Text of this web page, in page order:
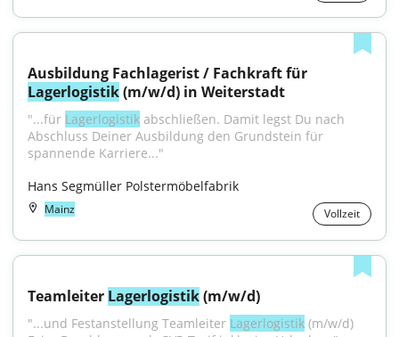
Lagerlogistik (m/w/d) in Weiterstadt
"...für Lagerlogistik abschließen. Damit legst Du nach
Abschluss Deiner Ausbildung den Grundstein für
spannende Karriere..."
Hans Segmüller Polstermöbelfabrik
Mainz Vollzeit
Teamleiter Lagerlogistik (m/w/d)
"...und Festanstellung Teamleiter Lagerlogistik (m/w/d)